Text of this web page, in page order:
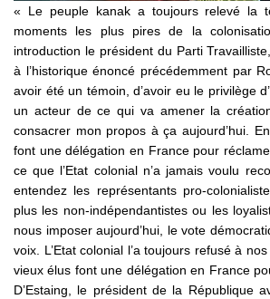
« Le peuple kanak a toujours relevé la
moments les plus pires de la
introduction le président du Parti
à l’historique énoncé précédemment par
avoir été un témoin, d’avoir eu le privilège
un acteur de ce qui va amener la
consacrer mon propos à ça aujourd’hui.
font une délégation en France pour
ce que l’Etat colonial n’a jamais voulu
entendez les représentants pro-
plus les non-indépendantistes ou les
nous imposer aujourd’hui, le vote
voix. L’Etat colonial l’a toujours refusé à
vieux élus font une délégation en France
D’Estaing, le président de la République